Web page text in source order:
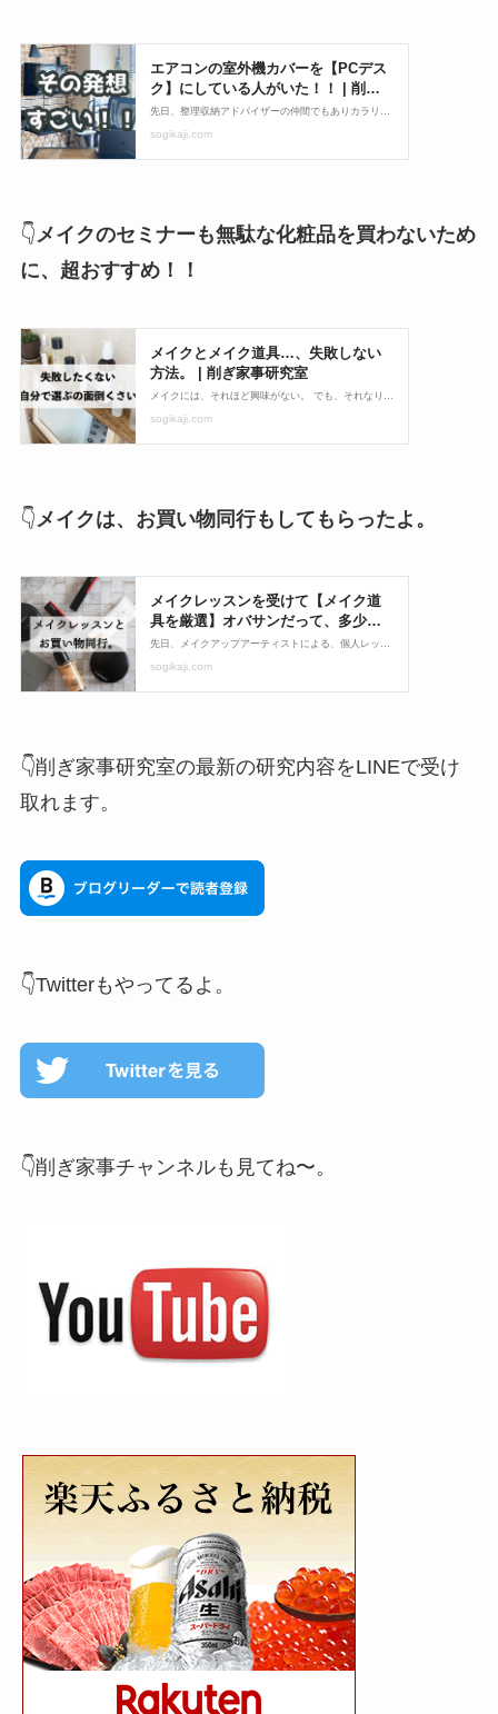
👇 メイクのセミナーも無駄な化粧品を買わないため
に、超おすすめ！！
👇 メイクは、お買い物同行もしてもらったよ。
👇削ぎ家事研究室の最新の研究内容をLINEで受け
取れます。
👇Twitterもやってるよ。
👇削ぎ家事チャンネルも見てね〜。